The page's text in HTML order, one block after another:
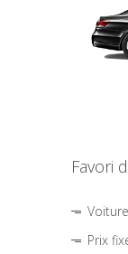
Favori
Prix